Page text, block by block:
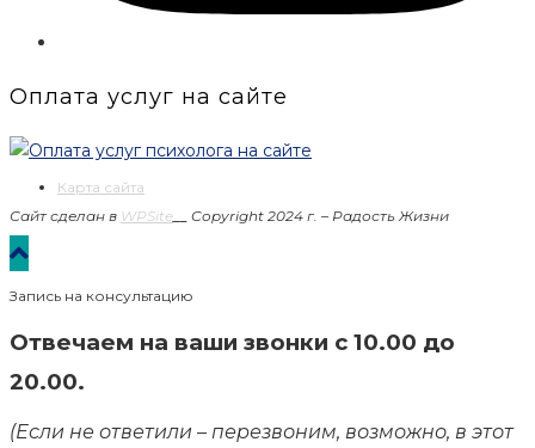
Оплата услуг на сайте
Карта сайта
Сайт сделан в WPSite Copyright 2024 г. – Радость Жизни
Запись на консультацию
Отвечаем на ваши звонки с 10.00 до
20.00.
(Если не ответили – перезвоним, возможно, в этот